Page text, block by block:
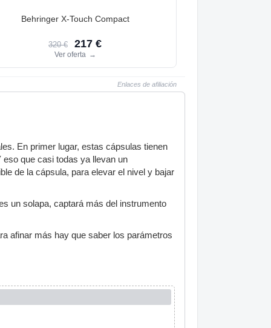
Behringer X-Touch Compact
320 € 217 €
Ver oferta →
Enlaces de afiliación
En primer lugar, estas cápsulas tienen
que casi todas ya llevan un
de la cápsula, para elevar el nivel y bajar
un solapa, captará más del instrumento
afinar más hay que saber los parámetros